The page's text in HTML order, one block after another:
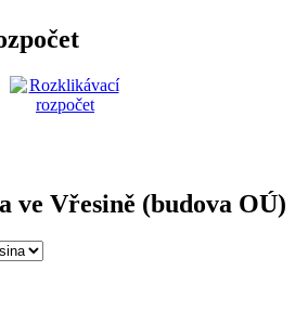
ve Vřesině (budova OÚ)